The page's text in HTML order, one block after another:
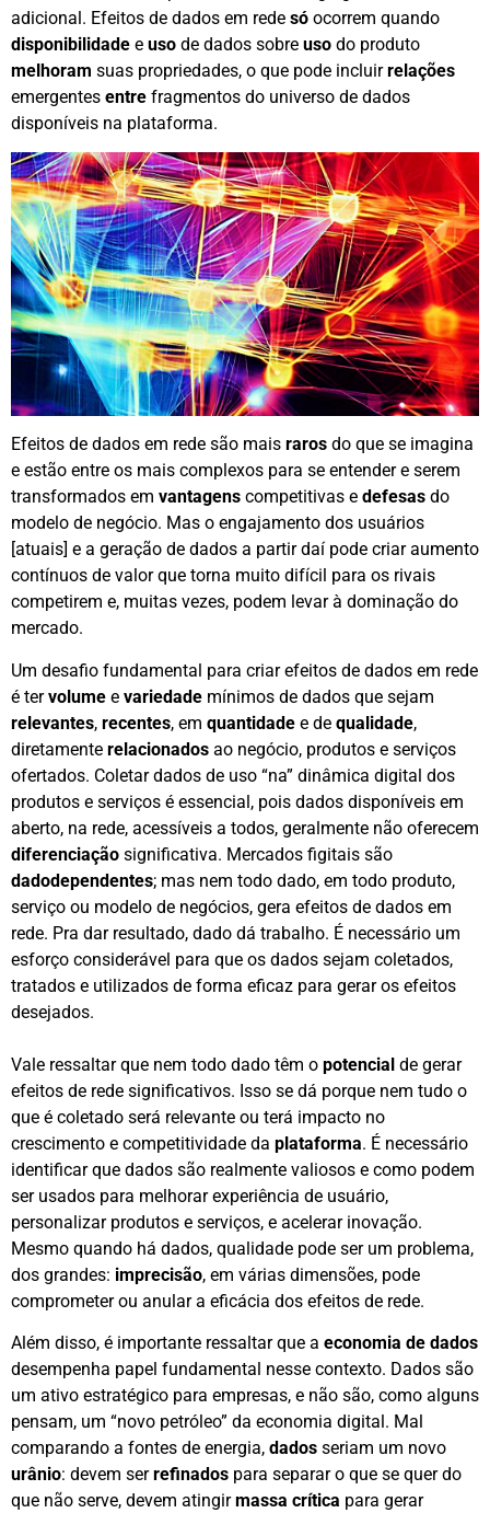
adicional. Efeitos de dados em rede só ocorrem quando
disponibilidade e uso de dados sobre uso do produto
melhoram suas propriedades, o que pode incluirrelações
emergentes entre fragmentos do universo de dados
disponíveis na plataforma.
Efeitos de dados em rede são mais raros do que se imagina
e estão entre os mais complexos para se entender e serem
transformados em vantagens competitivas e defesas do
modelo de negócio. Mas o engajamento dos usuários
[atuais] e a geração de dados a partir daí pode criar aumento
contínuos de valor que torna muito difícil para os rivais
competirem e, muitas vezes, podem levar à dominação do
mercado.
Um desafio fundamental para criar efeitos de dados em rede
é tervolume e variedade mínimos de dados que sejam
relevantes, recentes, em quantidade e de qualidade,
diretamente relacionados ao negócio, produtos e serviços
ofertados. Coletar dados de uso “na” dinâmica digital dos
produtos e serviços é essencial, pois dados disponíveis em
aberto, na rede, acessíveis a todos, geralmente não oferecem
diferenciação significativa. Mercados figitais são
dadodependentes; mas nem todo dado, em todo produto,
serviço ou modelo de negócios, gera efeitos de dados em
rede. Pra dar resultado, dado dá trabalho. É necessário um
esforço considerável para que os dados sejam coletados,
tratados e utilizados de forma eficaz para gerar os efeitos
desejados.
Vale ressaltar que nem todo dado têm o potencial de gerar
efeitos de rede significativos. Isso se dá porque nem tudo o
que é coletado será relevante ou terá impacto no
crescimento e competitividade da plataforma. É necessário
identificar que dados são realmente valiosos e como podem
ser usados para melhorar experiência de usuário,
personalizar produtos e serviços, e acelerar inovação.
Mesmo quando há dados, qualidade pode ser um problema,
dos grandes: imprecisão, em várias dimensões, pode
comprometer ou anular a eficácia dos efeitos de rede.
Além disso, é importante ressaltar que a economia de dados
desempenha papel fundamental nesse contexto. Dados são
um ativo estratégico para empresas, e não são, como alguns
pensam, um “novo petróleo” da economia digital. Mal
comparando a fontes de energia, dados seriam um novo
urânio: devem serrefinados para separar o que se quer do
que não serve, devem atingirmassa crítica para gerar